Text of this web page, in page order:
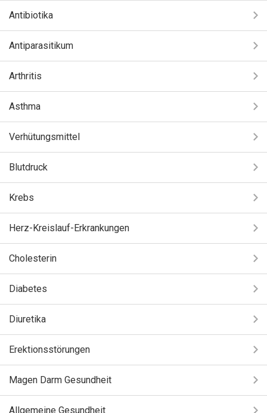
Antibiotika
Antiparasitikum
Arthritis
Asthma
Verhütungsmittel
Blutdruck
Krebs
Herz-Kreislauf-Erkrankungen
Cholesterin
Diabetes
Diuretika
Erektionsstörungen
Magen Darm Gesundheit
Allgemeine Gesundheit